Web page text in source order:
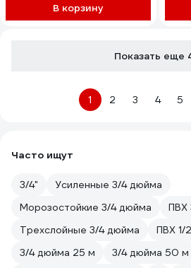
В корзину
Показать еще
1 2 3 4 5
Часто ищут
3/4"
Усиленные 3/4 дюйма
Морозостойкие 3/4 дюйма
ПВХ
Трехслойные 3/4 дюйма
ПВХ 1/
3/4 дюйма 25 м
3/4 дюйма 50 м